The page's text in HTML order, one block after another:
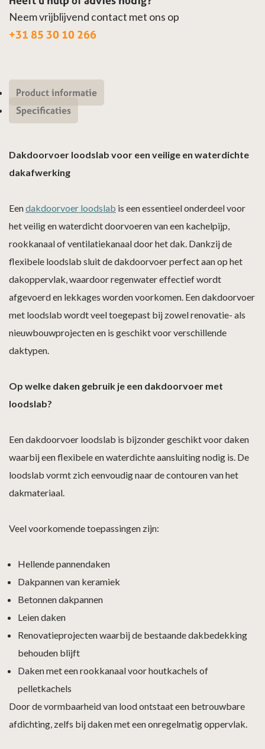
Neem vrijblijvend contact met ons op
+31 85 30 10 266
Product informatie
Specificaties
Dakdoorvoer loodslab voor een veilige en waterdichte
dakafwerking
Eendakdoorvoer loodslab is een essentieel onderdeel voor
het veilig en waterdicht doorvoeren van een kachelpijp,
rookkanaal of ventilatiekanaal door het dak. Dankzij de
flexibele loodslab sluit de dakdoorvoer perfect aan op het
dakoppervlak, waardoor regenwater effectief wordt
afgevoerd en lekkages worden voorkomen. Een dakdoorvoer
met loodslab wordt veel toegepast bij zowel renovatie- als
nieuwbouwprojecten en is geschikt voor verschillende
daktypen.
Op welke daken gebruik je een dakdoorvoer met
loodslab?
Een dakdoorvoer loodslab is bijzonder geschikt voor daken
waarbij een flexibele en waterdichte aansluiting nodig is. De
loodslab vormt zich eenvoudig naar de contouren van het
dakmateriaal.
Veel voorkomende toepassingen zijn:
Hellende pannendaken
Dakpannen van keramiek
Betonnen dakpannen
Leien daken
Renovatieprojecten waarbij de bestaande dakbedekking
behouden blijft
Daken met een rookkanaal voor houtkachels of
pelletkachels
Door de vormbaarheid van lood ontstaat een betrouwbare
afdichting, zelfs bij daken met een onregelmatig oppervlak.